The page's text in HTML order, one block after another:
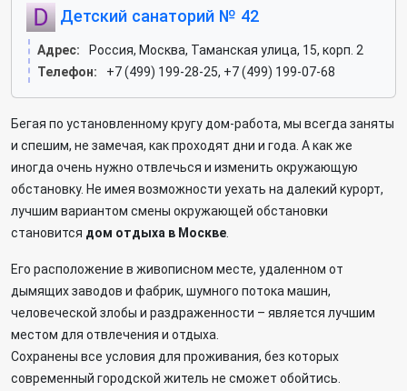
Детский санаторий № 42
Адрес:
Россия, Москва, Таманская улица, 15, корп. 2
Телефон:
+7 (499) 199-28-25, +7 (499) 199-07-68
Бегая по установленному кругу дом-работа, мы всегда заняты
и спешим, не замечая, как проходят дни и года. А как же
иногда очень нужно отвлечься и изменить окружающую
обстановку. Не имея возможности уехать на далекий курорт,
лучшим вариантом смены окружающей обстановки
становится дом отдыха в Москве
Его расположение в живописном месте, удаленном от
дымящих заводов и фабрик, шумного потока машин,
человеческой злобы и раздраженности – является лучшим
местом для отвлечения и отдыха.
Сохранены все условия для проживания, без которых
современный городской житель не сможет обойтись.